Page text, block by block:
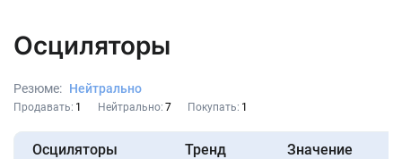
Осциляторы
Резюме: Нейтрально
Продавать: 1 Нейтрально: 7 Покупать: 1
Осциляторы Тренд Значение